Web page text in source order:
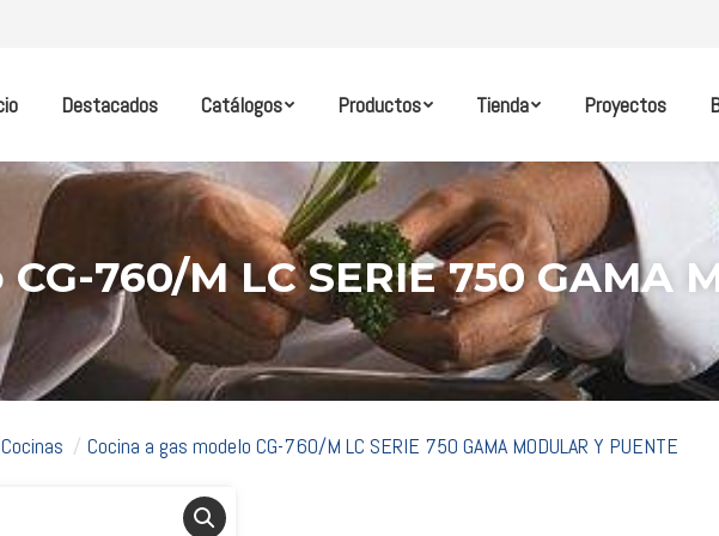
Destacados Catálogos Productos Tienda Proyectos
760/M LC SERIE 750 GAMA
Cocinas Cocina a gas modelo CG-760/M LC SERIE 750 GAMA MODULAR Y PUENTE